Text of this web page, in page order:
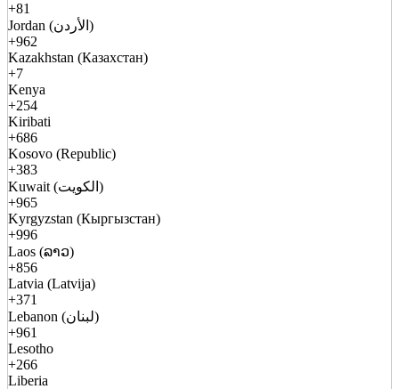
+81
Jordan (الأردن)
+962
Kazakhstan (Казахстан)
+7
Kenya
+254
Kiribati
+686
Kosovo (Republic)
+383
Kuwait (الكويت)
+965
Kyrgyzstan (Кыргызстан)
+996
Laos (ລາວ)
+856
Latvia (Latvija)
+371
Lebanon (لبنان)
+961
Lesotho
+266
Liberia